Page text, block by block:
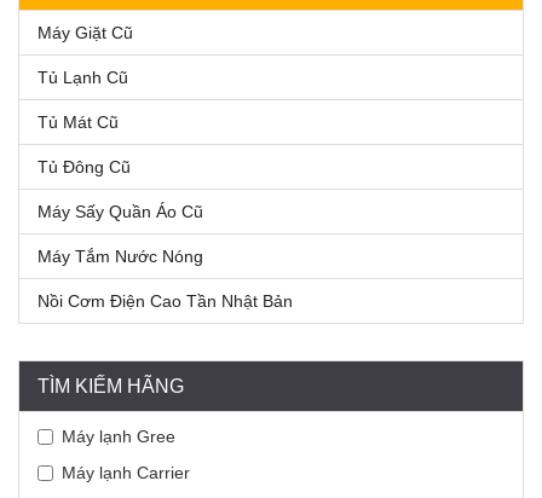
Máy Giặt Cũ
Tủ Lạnh Cũ
Tủ Mát Cũ
Tủ Đông Cũ
Máy Sấy Quần Áo Cũ
Máy Tắm Nước Nóng
Nồi Cơm Điện Cao Tần Nhật Bản
TÌM KIẾM HÃNG
Máy lạnh Gree
Máy lạnh Carrier